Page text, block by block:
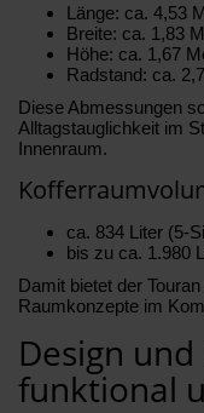
Länge: ca. 4,53
Breite: ca. 1,83
Höhe: ca. 1,67
Radstand: ca.
Diese Abmessungen
Alltagstauglichkeit im
Innenraum.
ca. 834 Liter (5-
bis zu ca. 1.980
Damit bietet der
Raumkonzepte im
Design
funktional